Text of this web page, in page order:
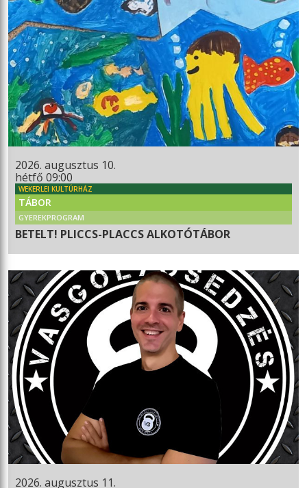
2026. augusztus 10.
hétfő 09:00
WEKERLEI KULTÚRHÁZ
TÁBOR
GYEREKPROGRAM
BETELT! PLICCS-PLACCS ALKOTÓTÁBOR
2026. augusztus 11.